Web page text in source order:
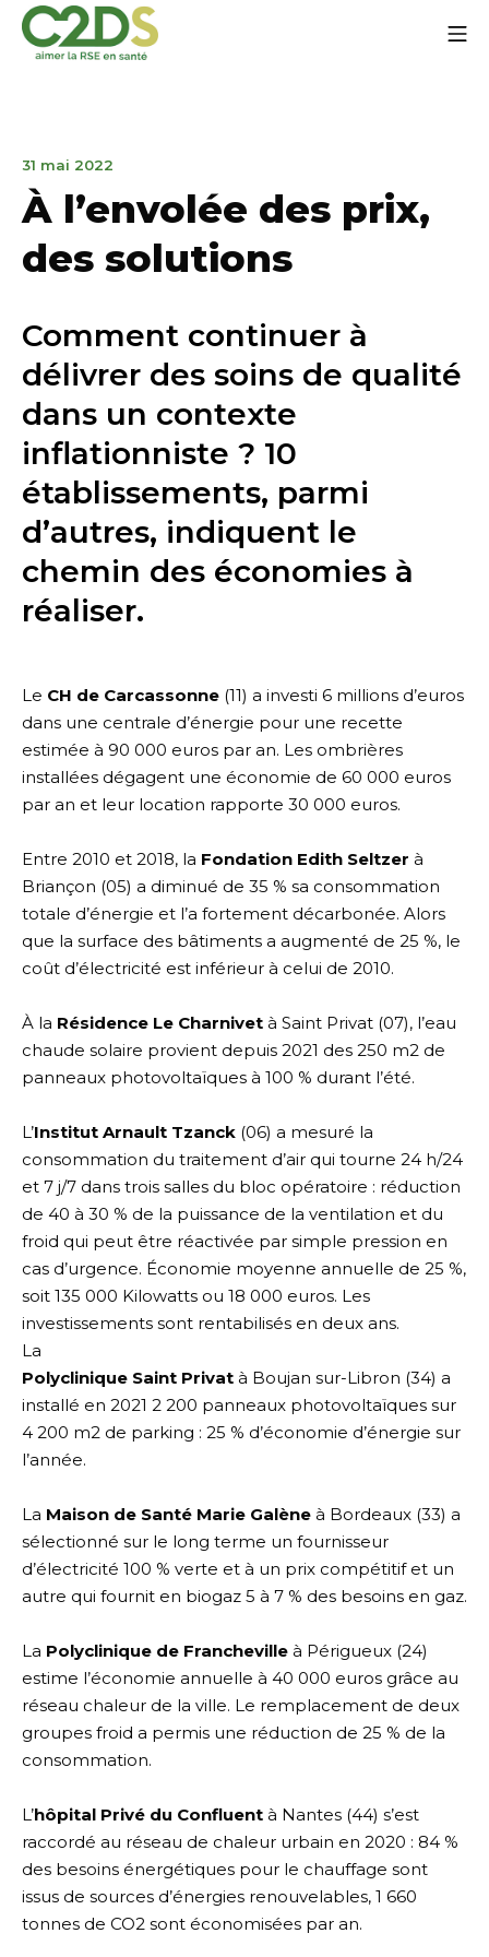
contenido
31 mai 2022
julio
2022
À l’envolée des prix,
des solutions
Comment continuer à
délivrer des soins de qualité
dans un contexte
inflationniste ? 10
établissements, parmi
d’autres, indiquent le
chemin des économies à
réaliser.
Le CH de Carcassonne (11) a investi 6 millions d’euros
dans une centrale d’énergie pour une recette
estimée à 90 000 euros par an. Les ombrières
installées dégagent une économie de 60 000 euros
par an et leur location rapporte 30 000 euros.
Entre 2010 et 2018, la Fondation Edith Seltzer à
Briançon (05) a diminué de 35 % sa consommation
totale d’énergie et l’a fortement décarbonée. Alors
que la surface des bâtiments a augmenté de 25 %, le
coût d’électricité est inférieur à celui de 2010.
À la Résidence Le Charnivet à Saint Privat (07), l’eau
chaude solaire provient depuis 2021 des 250 m2 de
panneaux photovoltaïques à 100 % durant l’été.
L’Institut Arnault Tzanck (06) a mesuré la
consommation du traitement d’air qui tourne 24 h/24
et 7 j/7 dans trois salles du bloc opératoire : réduction
de 40 à 30 % de la puissance de la ventilation et du
froid qui peut être réactivée par simple pression en
cas d’urgence. Économie moyenne annuelle de 25 %,
soit 135 000 Kilowatts ou 18 000 euros. Les
investissements sont rentabilisés en deux ans.
La
Polyclinique Saint Privat à Boujan sur-Libron (34) a
installé en 2021 2 200 panneaux photovoltaïques sur
4 200 m2 de parking : 25 % d’économie d’énergie sur
l’année.
La Maison de Santé Marie Galène à Bordeaux (33) a
sélectionné sur le long terme un fournisseur
d’électricité 100 % verte et à un prix compétitif et un
autre qui fournit en biogaz 5 à 7 % des besoins en gaz.
La Polyclinique de Francheville à Périgueux (24)
estime l’économie annuelle à 40 000 euros grâce au
réseau chaleur de la ville. Le remplacement de deux
groupes froid a permis une réduction de 25 % de la
consommation.
L’hôpital Privé du Confluent à Nantes (44) s’est
raccordé au réseau de chaleur urbain en 2020 : 84 %
des besoins énergétiques pour le chauffage sont
issus de sources d’énergies renouvelables, 1 660
tonnes de CO2 sont économisées par an.